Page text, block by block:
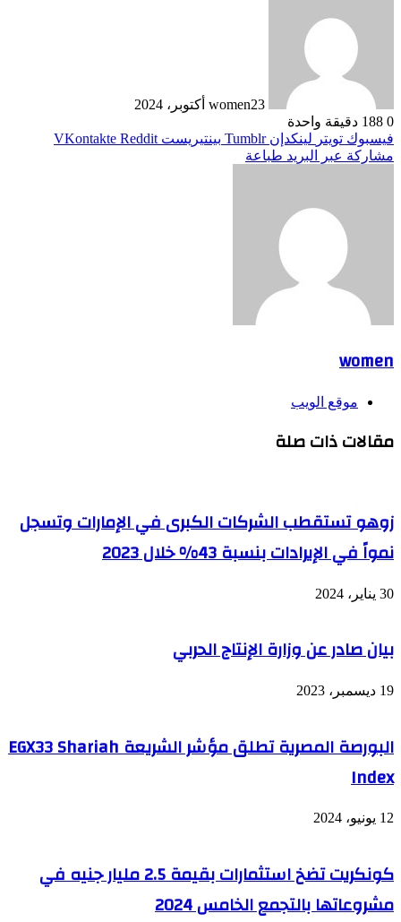
women23 أكتوبر، 2024
0
دقيقة واحدة
فيسبوك تويتر لينكدإن بينتيريست
مشاركة عبر البريد طباعة
women
موقع الويب
مقالات ذات صلة
زوهو تستقطب الشركات الكبرى في الإمارات وتسجل
نمواً في الإيرادات بنسبة 43% خلال 2023
30 يناير، 2024
بيان صادر عن وزارة الإنتاج الحربي
19 ديسمبر، 2023
البورصة المصرية تطلق مؤشر الشريعة EGX33 Shariah
Index
12 يونيو، 2024
كونكريت تضخ استثمارات بقيمة 2.5 مليار جنيه في
مشروعاتها بالتجمع الخامس 2024